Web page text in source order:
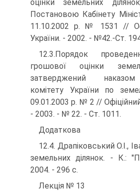
оцінки земельних
Постановою Кабінету
11.10.2002 р. № 1531 //
України. - 2002. - №42.-Ст.
12.3.Порядок
грошової оцінки
затверджений
комітету України по
09.01.2003 р. № 2 //
- 2003. - № 22. - Ст. 1011.
Додаткова
12.4. Драпіковський О.І.,
земельних ділянок. - К.:
2004. - 296 с.
Лекція № 13